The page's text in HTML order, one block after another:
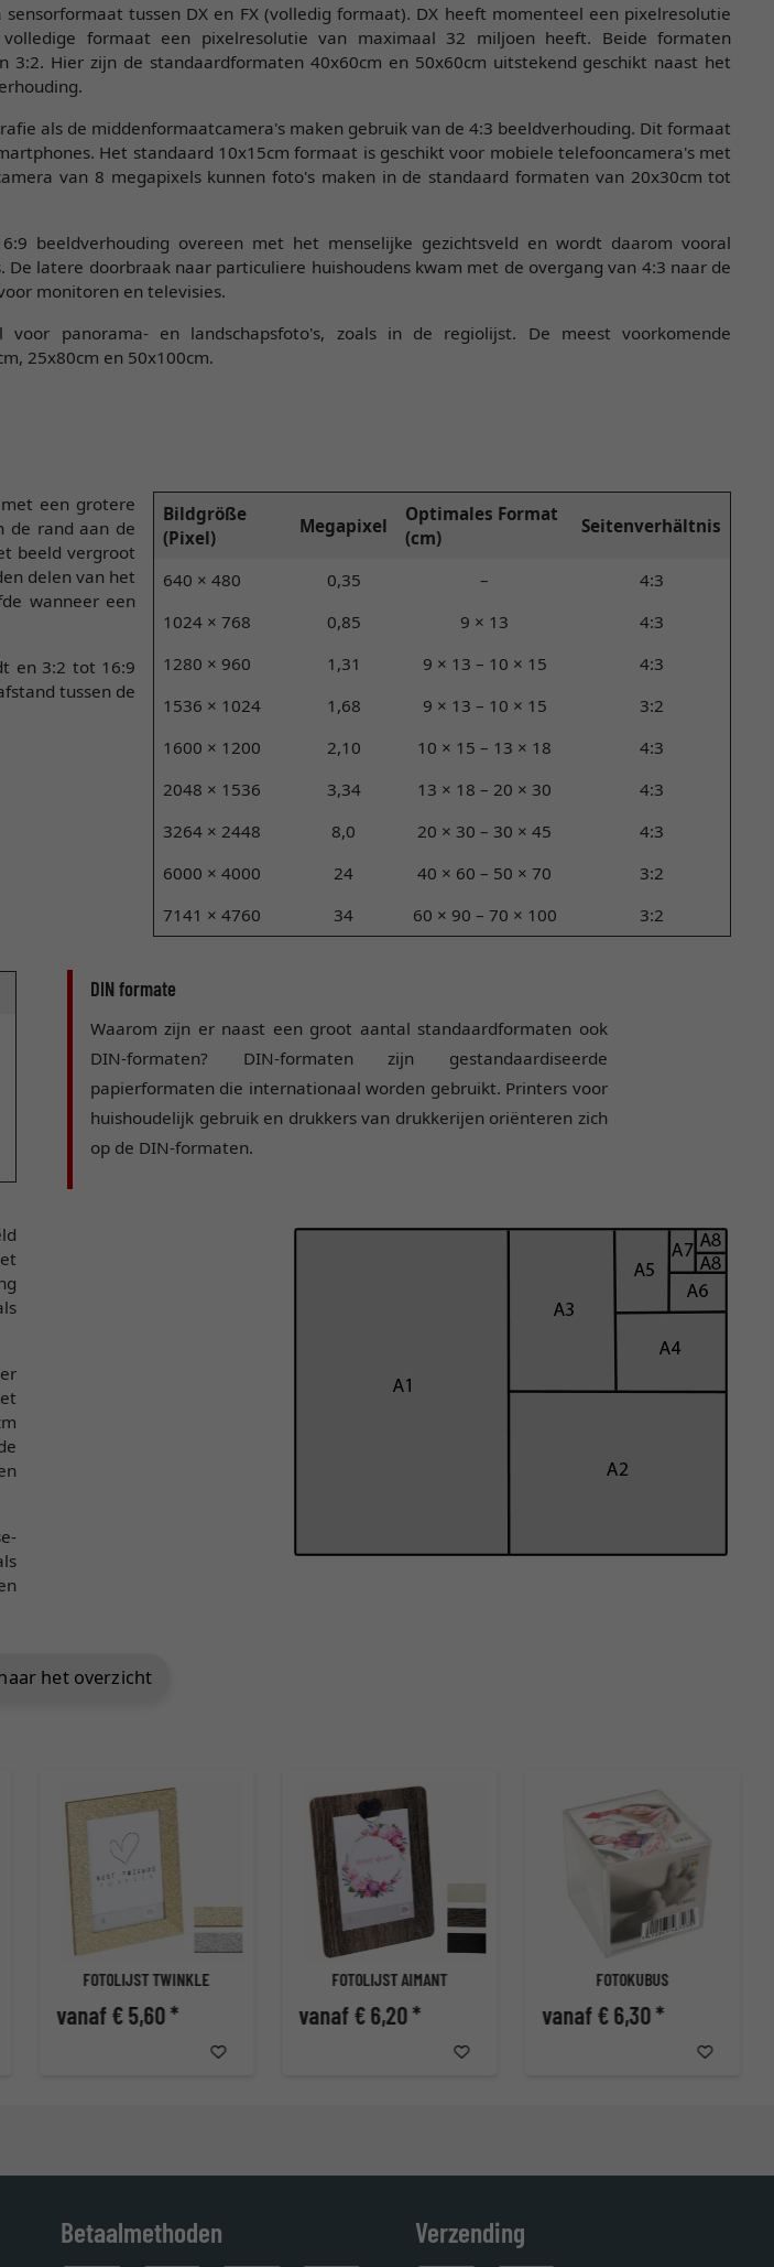
sensorformaat tussen DX en FX (volledig formaat). DX heeft momenteel een pixelresolutie
formaat een pixelresolutie van maximaal 32 miljoen heeft. Beide formaten
3:2. Hier zijn de standaardformaten 40x60cm en 50x60cm uitstekend geschikt naast het
als de middenformaatcamera's maken gebruik van de 4:3 beeldverhouding. Dit formaat
Het standaard 10x15cm formaat is geschikt voor mobiele telefooncamera's met
van 8 megapixels kunnen foto's maken in de standaard formaten van 20x30cm tot
beeldverhouding overeen met het menselijke gezichtsveld en wordt daarom vooral
latere doorbraak naar particuliere huishoudens kwam met de overgang van 4:3 naar de
monitoren en televisies.
panorama- en landschapsfoto's, zoals in de regiolijst. De meest voorkomende
25x80cm en 50x100cm.
een grotere
de rand aan de
beeld vergroot
delen van het
wanneer een
en 3:2 tot 16:9
tussen de
Bildgröße
(Pixel)
Megapixel
Optimales Format
(cm)
Seitenverhältnis
640 × 480 0,35 –
4:3
1024 × 768
0,85 9 × 13
4:3
1280 × 960
1,31 9 × 13 – 10 × 15
4:3
1536 × 1024
1,68 9 × 13 – 10 × 15
3:2
1600 × 1200
2,10 10 × 15 – 13 × 18
4:3
2048 × 1536
3,34 13 × 18 – 20 × 30
4:3
3264 × 2448
8,0 20 × 30 – 30 × 45
4:3
6000 × 4000
24 40 × 60 – 50 × 70
3:2
7141 × 4760
34 60 × 90 – 70 × 100 3:2
DIN formate
Waarom zijn er naast een groot aantal standaardformaten ook
DIN-formaten? DIN-formaten zijn gestandaardiseerde
papierformaten die internationaal worden gebruikt. Printers voor
huishoudelijk gebruik en drukkers van drukkerijen oriënteren zich
op de DIN-formaten.
het overzicht
FOTOLIJST TWINKLE
vanaf € 5,60 *
FOTOLIJST AIMANT
vanaf € 6,20 *
FOTOKUBUS
vanaf € 6,30 *
Betaalmethoden Verzending